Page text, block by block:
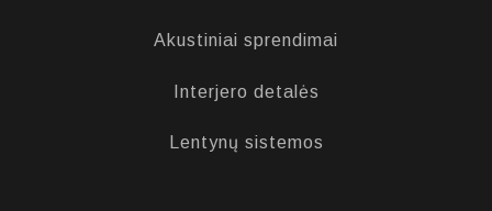
Akustiniai sprendimai
Interjero detalės
Lentynų sistemos